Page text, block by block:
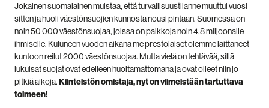
Jokainen suomalainen muistaa, että turvallisuustilanne muuttui vuosi
sitten ja huoli väestönsuojien kunnosta nousi pintaan. Suomessa on
noin 50 000 väestönsuojaa, joissa on paikkoja noin 4,8 miljoonalle
ihmiselle. Kuluneen vuoden aikana me prestolaiset olemme laittaneet
kuntoon reilut 2000 väestönsuojaa. Mutta vielä on tehtävää, sillä
lukuisat suojat ovat edelleen huoltamattomana ja ovat olleet niin jo
pitkiä aikoja.Kiinteistön omistaja, nyt on viimeistään tartuttava
toimeen!